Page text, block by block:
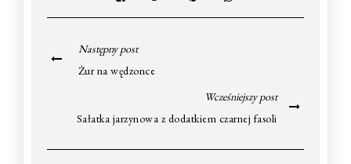
Następny post
Żur na wędzonce
Wcześniejszy post
Sałatka jarzynowa z dodatkiem czarnej fasoli